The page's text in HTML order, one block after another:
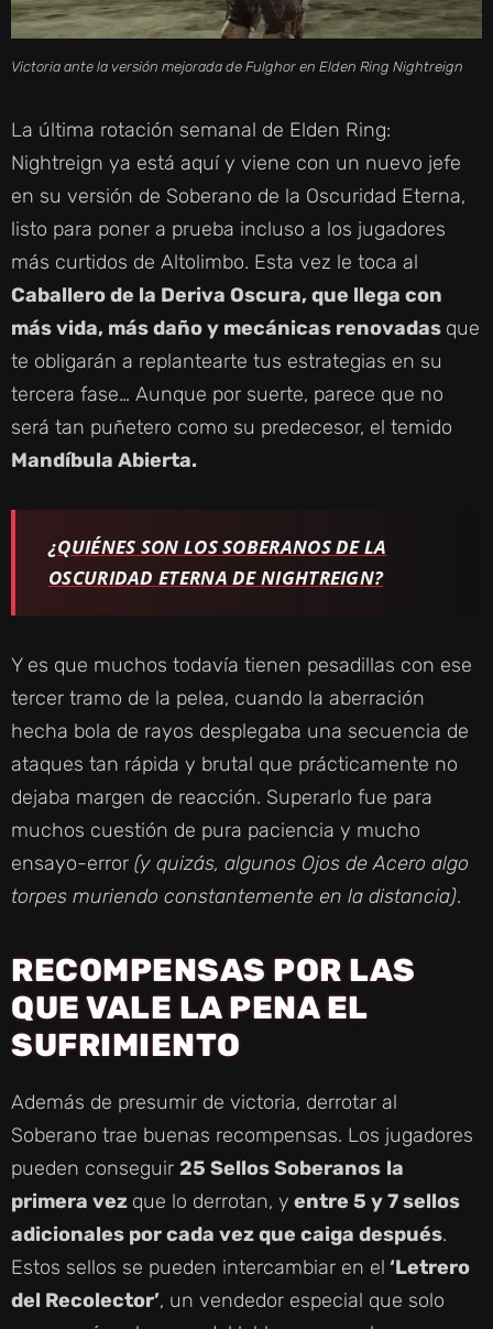
Victoria ante la versión mejorada de Fulghor en Elden Ring Nightreign
La última rotación semanal de Elden Ring:
Nightreign ya está aquí y viene con un nuevo jefe
en su versión de Soberano de la Oscuridad Eterna,
listo para poner a prueba incluso a los jugadores
más curtidos de Altolimbo. Esta vez le toca al
Caballero de la Deriva Oscura, que llega con
más vida, más daño y mecánicas renovadas que
te obligarán a replantearte tus estrategias en su
tercera fase… Aunque por suerte, parece que no
será tan puñetero como su predecesor, el temido
Mandíbula Abierta.
¿QUIÉNES SON LOS SOBERANOS DE LA
OSCURIDAD ETERNA DE NIGHTREIGN?
Y es que muchos todavía tienen pesadillas con ese
tercer tramo de la pelea, cuando la aberración
hecha bola de rayos desplegaba una secuencia de
ataques tan rápida y brutal que prácticamente no
dejaba margen de reacción. Superarlo fue para
muchos cuestión de pura paciencia y mucho
ensayo-error (y quizás, algunos Ojos de Acero algo
torpes muriendo constantemente en la distancia).
RECOMPENSAS POR LAS
QUE VALE LA PENA EL
SUFRIMIENTO
Además de presumir de victoria, derrotar al
Soberano trae buenas recompensas. Los jugadores
pueden conseguir 25 Sellos Soberanos la
primera vez que lo derrotan, y entre 5 y 7 sellos
adicionales por cada vez que caiga después.
Estos sellos se pueden intercambiar en el ‘Letrero
del Recolector’, un vendedor especial que solo